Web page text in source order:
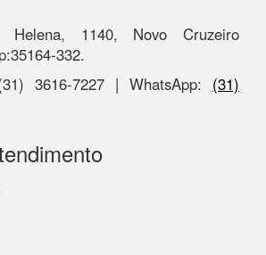
Helena, 1140, Novo Cruzeiro
332.
3616-7227 | WhatsApp: (31)